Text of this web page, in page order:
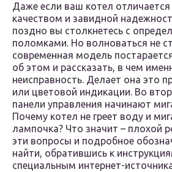
Даже если ваш котел отличается
качеством и завидной
поздно вы столкнетесь с
поломками. Но волноваться не
современная модель
об этом и рассказать, в чем
неисправность. Делает она это
или цветовой индикации. Во
панели управления начинают
Почему котел не греет воду и
лампочка? Что значит – плохой
эти вопросы и подробное
найти, обратившись к
специальным интернет-